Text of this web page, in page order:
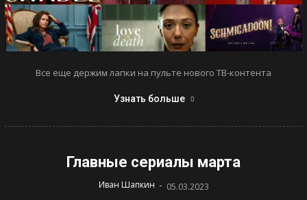
Все еще держим лапки на пульте нового ТВ-контента
Узнать больше
Главные сериалы марта
Иван Шапкин - 05.03.2023